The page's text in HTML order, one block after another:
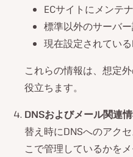
ECサイトにメンテ
標準以外のサーバ
現在設定されてい
これらの情報は、想定
役立ちます。
DNSおよびメール関連
替え時にDNSへのアク
こで管理しているかを